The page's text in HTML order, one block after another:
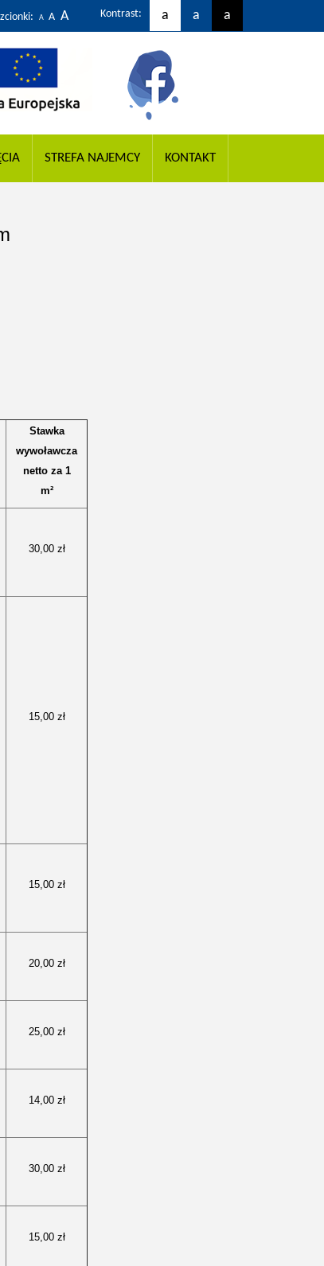
A A A Kontrast: a a a
STREFA NAJEMCY KONTAKT
Stawka
wywoławcza
netto za 1
m²
30,00 zł
15,00 zł
15,00 zł
20,00 zł
25,00 zł
14,00 zł
30,00 zł
15,00 zł